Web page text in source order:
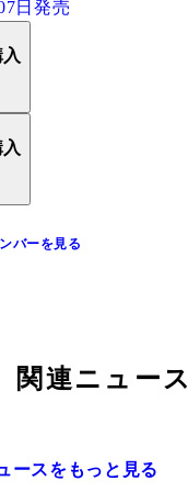
日発売
バーを見る
関連ニュース
ースをもっと見る